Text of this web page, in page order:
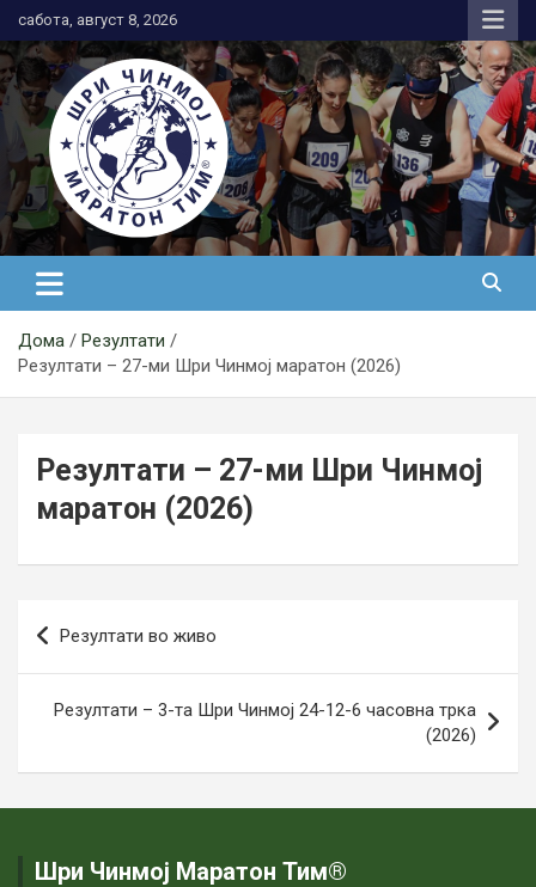
to
content
сабота, август 8, 2026
АК Шри Чинмој – Шри Чинмој
Маратон Тим®
Дома
Резултати
Резултати – 27-ми Шри Чинмој маратон (2026)
Резултати – 27-ми Шри Чинмој
маратон (2026)
Навигација
на
напис
Резултати во живо
Резултати – 3-та Шри Чинмој 24-12-6 часовна трка
(2026)
Шри Чинмој Маратон Тим®